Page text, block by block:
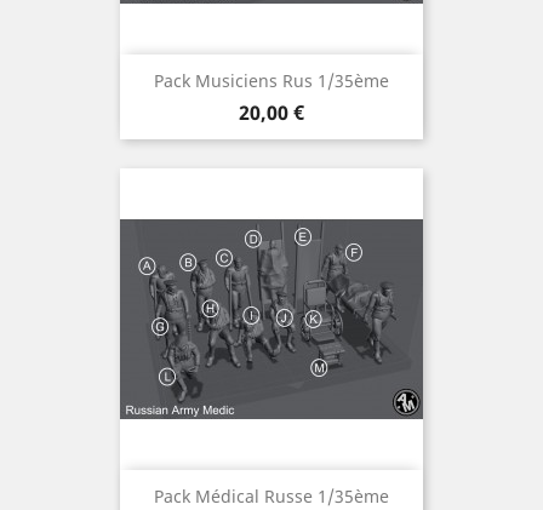
Pack Musiciens Rus 1/35ème
Prix
20,00 €
Pack Médical Russe 1/35ème